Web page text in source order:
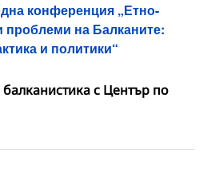
конференция „Етно-
проблеми на Балканите:
и политики“
балканистика с Център по